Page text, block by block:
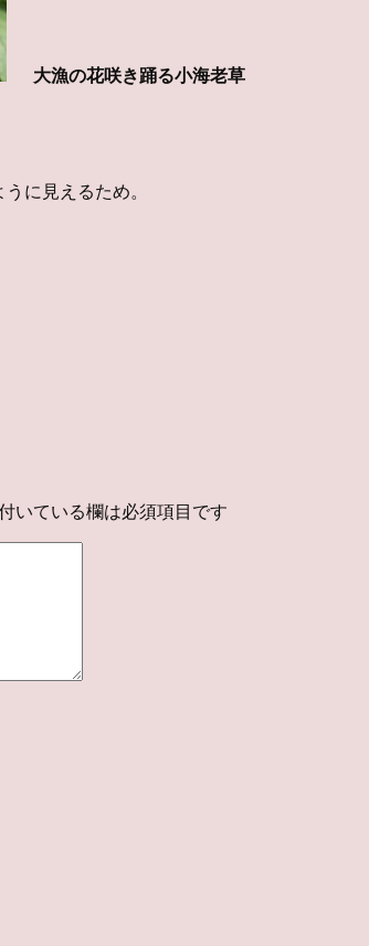
大漁の花咲き踊る小海老草
に見えるため。
いている欄は必須項目です